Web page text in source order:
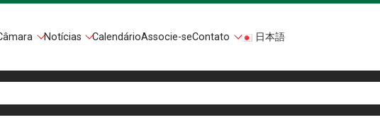
Notícias CalendárioAssocie-seContato 日本語